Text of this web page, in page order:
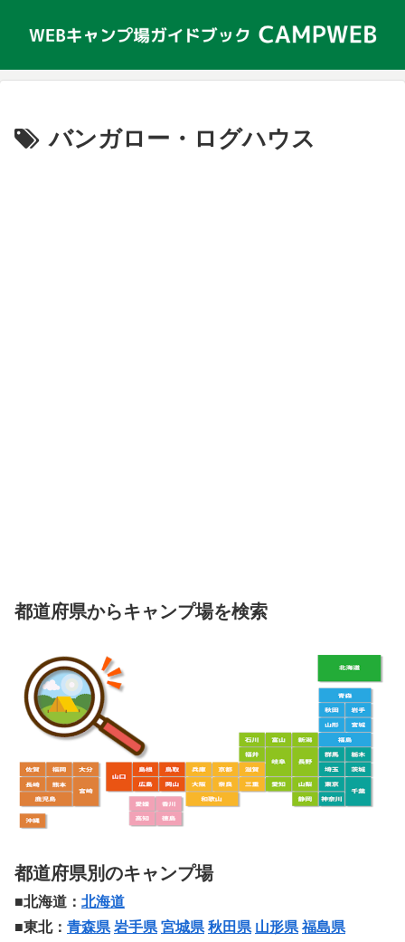
バンガロー・ログハウス
都道府県からキャンプ場を検索
都道府県別のキャンプ場
■北海道： 北海道
■東北： 青森県 岩手県 宮城県 秋田県 山形県 福島県